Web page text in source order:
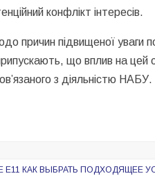
конфлікт інтересів.
причин підвищеної
що вплив на
з діяльністю НАБУ.
E11 КАК ВЫБРАТЬ ПОДХОДЯЩЕЕ